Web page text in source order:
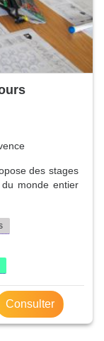
des stages
du monde entier
Consulter